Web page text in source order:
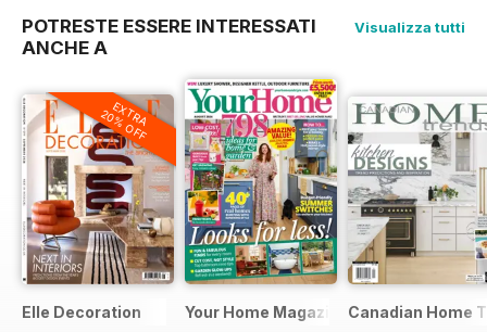
POTRESTE ESSERE INTERESSATI
ANCHE A
Visualizza tutti
EXTRA
20% OFF
Elle Decoration Your Home Magazine Canadian Home